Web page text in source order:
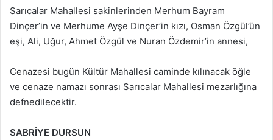
Sarıcalar Mahallesi sakinlerinden Merhum Bayram
Dinçer’in ve Merhume Ayşe Dinçer’in kızı, Osman Özgül’ün
eşi, Ali, Uğur, Ahmet Özgül ve Nuran Özdemir’in annesi,
Cenazesi bugün Kültür Mahallesi caminde kılınacak öğle
ve cenaze namazı sonrası Sarıcalar Mahallesi mezarlığına
defnedilecektir.
SABRİYE DURSUN